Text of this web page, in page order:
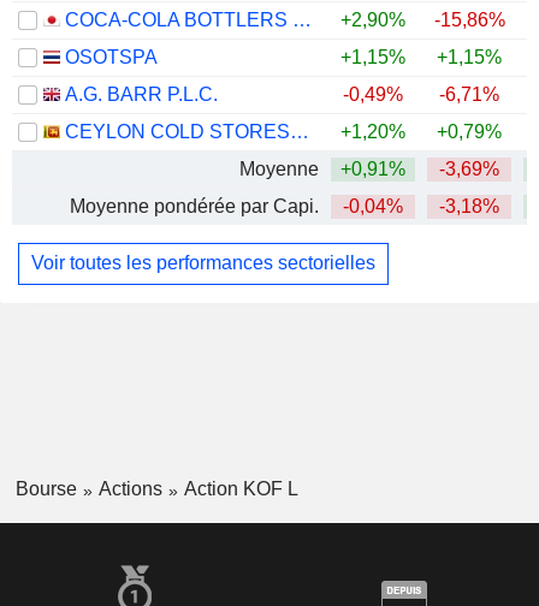
COCA-COLA BOTTLERS JAPAN HOLDINGS INC.
+2,90% -15,86%
OSOTSPA
+1,15% +1,15%
A.G. BARR P.L.C.
-0,49% -6,71%
CEYLON COLD STORES PLC
+1,20% +0,79%
Moyenne
+0,91% -3,69%
Moyenne pondérée par Capi.
-0,04% -3,18%
Voir toutes les performances sectorielles
Bourse Actions Action KOF L